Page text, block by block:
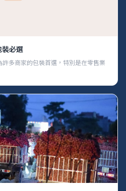
裝必選
多商家的包裝首選，特別是在零售業